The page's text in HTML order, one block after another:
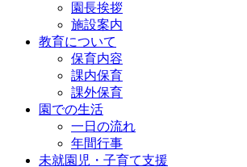
園長挨拶
施設案内
教育について
保育内容
課内保育
課外保育
園での生活
一日の流れ
年間行事
未就園児・子育て支援